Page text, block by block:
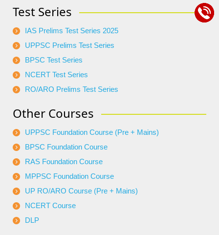
Test Series
IAS Prelims Test Series 2025
UPPSC Prelims Test Series
BPSC Test Series
NCERT Test Series
RO/ARO Prelims Test Series
Other Courses
UPPSC Foundation Course (Pre + Mains)
BPSC Foundation Course
RAS Foundation Course
MPPSC Foundation Course
UP RO/ARO Course (Pre + Mains)
NCERT Course
DLP